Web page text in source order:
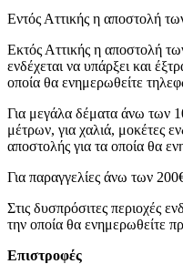
Εντός Αττικής η αποστολή
Εκτός Αττικής η αποστολή
ενδέχεται να υπάρξει και
οποία θα ενημερωθείτε
Για μεγάλα δέματα άνω των
μέτρων, για χαλιά, μοκέτες
αποστολής για τα οποία θα
Για παραγγελίες άνω των
Στις δυσπρόσιτες περιοχές
την οποία θα ενημερωθείτε
Επιστροφές